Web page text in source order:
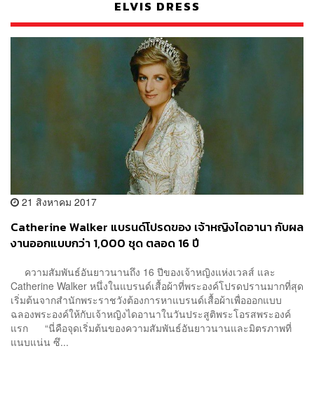
ELVIS DRESS
21 สิงหาคม 2017
Catherine Walker แบรนด์โปรดของ เจ้าหญิงไดอานา กับผล
งานออกแบบกว่า 1,000 ชุด ตลอด 16 ปี
ความสัมพันธ์อันยาวนานถึง 16 ปีของเจ้าหญิงแห่งเวลส์ และ
Catherine Walker หนึ่งในแบรนด์เสื้อผ้าที่พระองค์โปรดปรานมากที่สุด
เริ่มต้นจากสำนักพระราชวังต้องการหาแบรนด์เสื้อผ้าเพื่อออกแบบ
ฉลองพระองค์ให้กับเจ้าหญิงไดอานาในวันประสูติพระโอรสพระองค์
แรก “นี่คือจุดเริ่มต้นของความสัมพันธ์อันยาวนานและมิตรภาพที่
แนบแน่น ซึ...